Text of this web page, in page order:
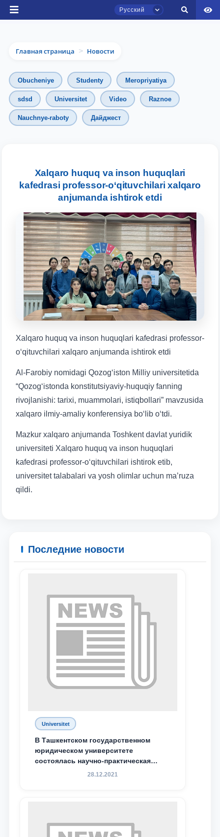
Русский
Ваше имя и фамилия
Ваш номер телефона
отправить
Главная страница > Новости
Obucheniye Studenty Meropriyatiya
sdsd Universitet Video Raznoe
Nauchnye-raboty Дайджест
Xalqaro huquq va inson huquqlari
kafedrasi professor-o‘qituvchilari xalqaro
anjumanda ishtirok etdi
Xalqaro huquq va inson huquqlari kafedrasi professor-
o‘qituvchilari xalqaro anjumanda ishtirok etdi
Al-Farobiy nomidagi Qozog‘iston Milliy universitetida
“Qozog‘istonda konstitutsiyaviy-huquqiy fanning
rivojlanishi: tarixi, muammolari, istiqbollari” mavzusida
xalqaro ilmiy-amaliy konferensiya bo‘lib o‘tdi.
Mazkur xalqaro anjumanda Toshkent davlat yuridik
universiteti Xalqaro huquq va inson huquqlari
kafedrasi professor-o‘qituvchilari ishtirok etib,
universitet talabalari va yosh olimlar uchun ma’ruza
qildi.
Последние новости
Universitet
В Ташкентском государственном
юридическом университете
состоялась научно-практическая
конференция магистрантов
28.12.2021
Чат приёмной комиссии ТГЮУ
Онлайн
Оставляйте здесь свои обращения по
вопросам приёма.
Выберите тему — затем появятся
конкретные вопросы:
1. Документы (бакалавр) (5) 2. Документы (магистр) (4)
3. Собеседование (бакалавр) (8)
4. Собеседование (магистр) (5) 5. Стоимость обучения (2)
6. Онлайн-заявки (15) 7. Колл-центр (4)
8. Квота (бакалавриат) (1) 9. Квота (магистратура) (1)
✉️ Написать администратору